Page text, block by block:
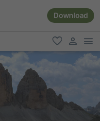
Download
favoriti
user link